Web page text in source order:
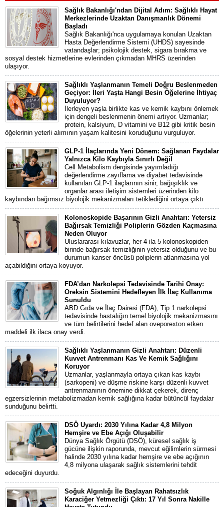
Sağlık Bakanlığı'ndan Dijital Adım: Sağlıklı Hayat
Merkezlerinde Uzaktan Danışmanlık Dönemi
Başladı
Sağlık Bakanlığı'nca uygulamaya konulan Uzaktan
Hasta Değerlendirme Sistemi (UHDS) sayesinde
vatandaşlar; psikolojik destek, sigara bırakma ve
sosyal destek hizmetlerine evlerinden çıkmadan MHRS üzerinden
ulaşıyor.
Sağlıklı Yaşlanmanın Temeli Doğru Beslenmeden
Geçiyor: İleri Yaşta Hangi Besin Öğelerine İhtiyaç
Duyuluyor?
İlerleyen yaşla birlikte kas ve kemik kaybını önlemek
için dengeli beslenmenin önemi artıyor. Uzmanlar;
protein, kalsiyum, D vitamini ve B12 gibi kritik besin
öğelerinin yeterli alımının yaşam kalitesini koruduğunu vurguluyor.
GLP-1 İlaçlarında Yeni Dönem: Sağlanan Faydalar
Yalnızca Kilo Kaybıyla Sınırlı Değil
Cell Metabolism dergisinde yayımladığı
değerlendirme zayıflama ve diyabet tedavisinde
kullanılan GLP-1 ilaçlarının sinir, bağışıklık ve
organlar arası iletişim sistemleri üzerinden kilo
kaybından bağımsız biyolojik mekanizmaları tetiklediğini ortaya çıktı
Kolonoskopide Başarının Gizli Anahtarı: Yetersiz
Bağırsak Temizliği Poliplerin Gözden Kaçmasına
Neden Oluyor
Uluslararası kılavuzlar, her 4 ila 5 kolonoskopiden
birinde bağırsak temizliğinin yetersiz olduğunu ve bu
durumun kanser öncüsü poliplerin atlanmasına yol
açabildiğini ortaya koyuyor.
FDA’dan Narkolepsi Tedavisinde Tarihi Onay:
Oreksin Sistemini Hedefleyen İlk İlaç Kullanıma
Sunuldu
ABD Gıda ve İlaç Dairesi (FDA), Tip 1 narkolepsi
tedavisinde hastalığın temel biyolojik mekanizmasını
ve tüm belirtilerini hedef alan oveporexton etken
maddeli ilk ilaca onay verdi.
Sağlıklı Yaşlanmanın Gizli Anahtarı: Düzenli
Kuvvet Antrenmanı Kas Ve Kemik Sağlığını
Koruyor
Uzmanlar, yaşlanmayla ortaya çıkan kas kaybı
(sarkopeni) ve düşme riskine karşı düzenli kuvvet
antrenmanının önemine dikkat çekerek, direnç
egzersizlerinin metabolizmadan kemik sağlığına kadar bütüncül faydalar
sunduğunu belirtti.
DSÖ Uyardı: 2030 Yılına Kadar 4,8 Milyon
Hemşire ve Ebe Açığı Oluşabilir
Dünya Sağlık Örgütü (DSÖ), küresel sağlık iş
gücüne ilişkin raporunda, mevcut eğilimlerin sürmesi
halinde 2030 yılına kadar hemşire ve ebe açığının
4,8 milyona ulaşarak sağlık sistemlerini tehdit
edeceğini duyurdu.
Soğuk Algınlığı İle Başlayan Rahatsızlık
Karaciğer Yetmezliği Çıktı: 17 Yıl Sonra Nakille